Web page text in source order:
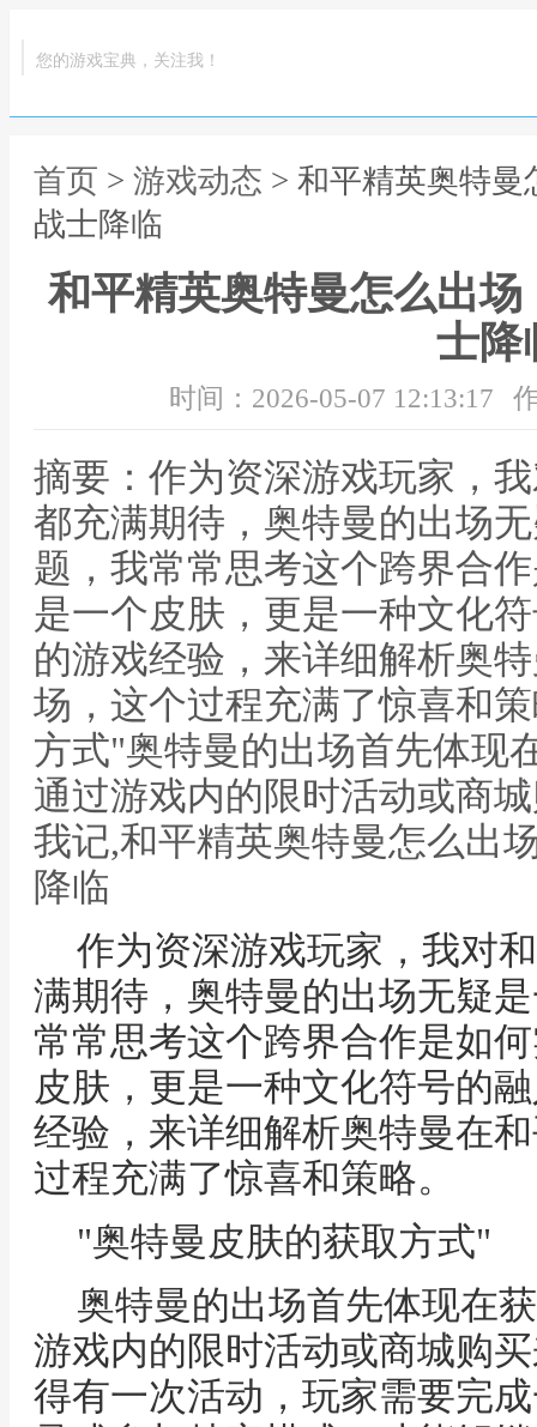
您的游戏宝典，关注我！
首页 > 游戏动态 > 和平精英奥特
战士降临
和平精英奥特曼怎么出
士降
时间：2026-05-07 12:13:17
摘要：作为资深游戏玩家，
都充满期待，奥特曼的出场
题，我常常思考这个跨界合
是一个皮肤，更是一种文化
的游戏经验，来详细解析奥
场，这个过程充满了惊喜和
方式"奥特曼的出场首先体现
通过游戏内的限时活动或商
我记,和平精英奥特曼怎么出
降临
作为资深游戏玩家，我对
满期待，奥特曼的出场无疑
常常思考这个跨界合作是如
皮肤，更是一种文化符号的
经验，来详细解析奥特曼在
过程充满了惊喜和策略。
"奥特曼皮肤的获取方式"
奥特曼的出场首先体现在
游戏内的限时活动或商城购
得有一次活动，玩家需要完